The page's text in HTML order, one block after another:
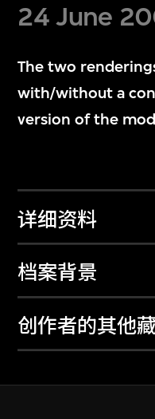
24 June
The two
with/without a
version of the
详细资料
档案背景
创作者的其他